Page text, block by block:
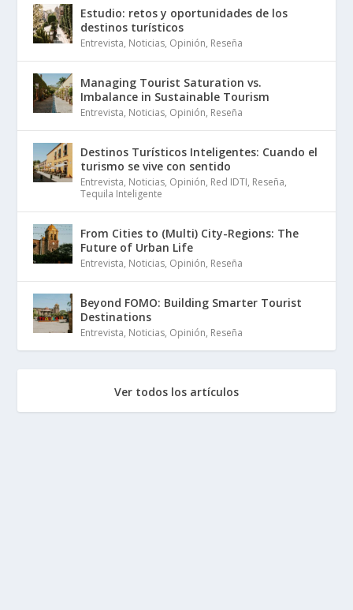
Estudio: retos y oportunidades de los
destinos turísticos
Entrevista, Noticias, Opinión, Reseña
Managing Tourist Saturation vs.
Imbalance in Sustainable Tourism
Entrevista, Noticias, Opinión, Reseña
Destinos Turísticos Inteligentes: Cuando el
turismo se vive con sentido
Entrevista, Noticias, Opinión, Red IDTI, Reseña,
Tequila Inteligente
From Cities to (Multi) City-Regions: The
Future of Urban Life
Entrevista, Noticias, Opinión, Reseña
Beyond FOMO: Building Smarter Tourist
Destinations
Entrevista, Noticias, Opinión, Reseña
Ver todos los artículos